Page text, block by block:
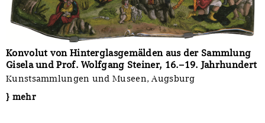
Konvolut von Hinterglasgemälden aus der Sammlung
Gisela und Prof. Wolfgang Steiner, 16.–19. Jahrhundert
Kunstsammlungen und Museen, Augsburg
} mehr